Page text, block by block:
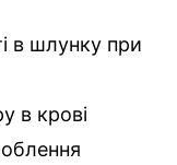
в шлунку при
в крові